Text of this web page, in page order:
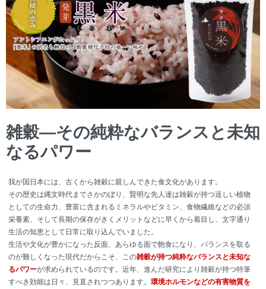
雑穀―その純粋なバランスと未知
なるパワー
我が国日本には、古くから雑穀に親しんできた食文化があります。
その歴史は縄文時代までさかのぼり、賢明な先人達は雑穀が持つ逞しい植物
としての生命力、豊富に含まれるミネラルやビタミン、食物繊維などの必須
栄養素、そして長期の保存がきくメリットなどに早くから着目し、文字通り
生活の知恵として日常に取り込んでいました。
生活や文化が豊かになった反面、あらゆる面で飽食になり、バランスを取る
のが難しくなった現代だからこそ、この雑穀が持つ純粋なバランスと未知な
るパワーが求められているのです。近年、進んだ研究により雑穀が持つ特筆
すべき効能は日々、見直されつつあります。環境ホルモンなどの有害物質を